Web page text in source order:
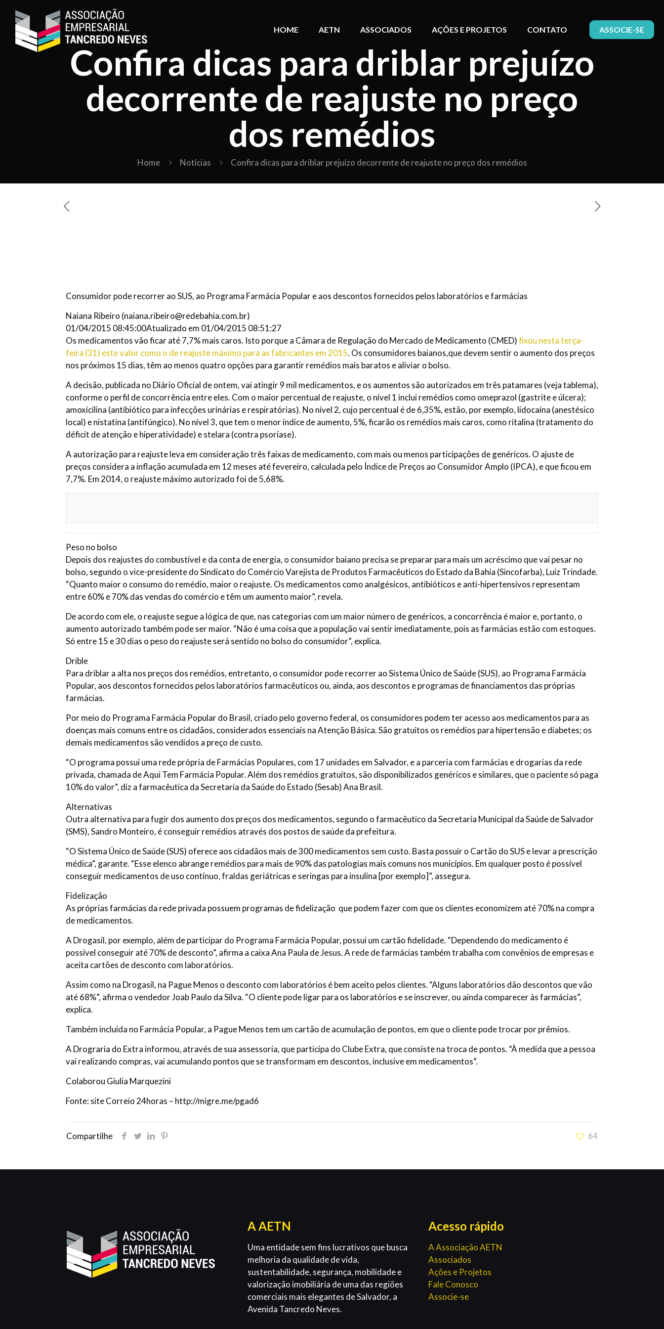
HOME AETN ASSOCIADOS AÇÕES E PROJETOS CONTATO ASSOCIE-SE
Confira dicas para driblar prejuízo
decorrente de reajuste no preço
dos remédios
Home Notícias Confira dicas para driblar prejuízo decorrente de reajuste no preço dos remédios
Consumidor pode recorrer ao SUS, ao Programa Farmácia Popular e aos descontos fornecidos pelos laboratórios e farmácias
Naiana Ribeiro (naiana.ribeiro@redebahia.com.br)
01/04/2015 08:45:00Atualizado em 01/04/2015 08:51:27
Os medicamentos vão ficar até 7,7% mais caros. Isto porque a Câmara de Regulação do Mercado de Medicamento (CMED)fixou nesta terça-
feira (31) este valor como o de reajuste máximo para as fabricantes em 2015. Os consumidores baianos,que devem sentir o aumento dos preços
nos próximos 15 dias, têm ao menos quatro opções para garantir remédios mais baratos e aliviar o bolso.
A decisão, publicada no Diário Oficial de ontem, vai atingir 9 mil medicamentos, e os aumentos são autorizados em três patamares (veja tablema),
conforme o perfil de concorrência entre eles. Com o maior percentual de reajuste, o nível 1 inclui remédios como omeprazol (gastrite e úlcera);
amoxicilina (antibiótico para infecções urinárias e respiratórias). No nível 2, cujo percentual é de 6,35%, estão, por exemplo, lidocaína (anestésico
local) e nistatina (antifúngico). No nível 3, que tem o menor índice de aumento, 5%, ficarão os remédios mais caros, como ritalina (tratamento do
déficit de atenção e hiperatividade) e stelara (contra psoríase).
A autorização para reajuste leva em consideração três faixas de medicamento, com mais ou menos participações de genéricos. O ajuste de
preços considera a inflação acumulada em 12 meses até fevereiro, calculada pelo Índice de Preços ao Consumidor Amplo (IPCA), e que ficou em
7,7%. Em 2014, o reajuste máximo autorizado foi de 5,68%.
Peso no bolso
Depois dos reajustes do combustível e da conta de energia, o consumidor baiano precisa se preparar para mais um acréscimo que vai pesar no
bolso, segundo o vice-presidente do Sindicato do Comércio Varejista de Produtos Farmacêuticos do Estado da Bahia (Sincofarba), Luiz Trindade.
“Quanto maior o consumo do remédio, maior o reajuste. Os medicamentos como analgésicos, antibióticos e anti-hipertensivos representam
entre 60% e 70% das vendas do comércio e têm um aumento maior”, revela.
De acordo com ele, o reajuste segue a lógica de que, nas categorias com um maior número de genéricos, a concorrência é maior e, portanto, o
aumento autorizado também pode ser maior. “Não é uma coisa que a população vai sentir imediatamente, pois as farmácias estão com estoques.
Só entre 15 e 30 dias o peso do reajuste será sentido no bolso do consumidor”, explica.
Drible
Para driblar a alta nos preços dos remédios, entretanto, o consumidor pode recorrer ao Sistema Único de Saúde (SUS), ao Programa Farmácia
Popular, aos descontos fornecidos pelos laboratórios farmacêuticos ou, ainda, aos descontos e programas de financiamentos das próprias
farmácias.
Por meio do Programa Farmácia Popular do Brasil, criado pelo governo federal, os consumidores podem ter acesso aos medicamentos para as
doenças mais comuns entre os cidadãos, considerados essenciais na Atenção Básica. São gratuitos os remédios para hipertensão e diabetes; os
demais medicamentos são vendidos a preço de custo.
“O programa possui uma rede própria de Farmácias Populares, com 17 unidades em Salvador, e a parceria com farmácias e drogarias da rede
privada, chamada de Aqui Tem Farmácia Popular. Além dos remédios gratuitos, são disponibilizados genéricos e similares, que o paciente só paga
10% do valor”, diz a farmacêutica da Secretaria da Saúde do Estado (Sesab) Ana Brasil.
Alternativas
Outra alternativa para fugir dos aumento dos preços dos medicamentos, segundo o farmacêutico da Secretaria Municipal da Saúde de Salvador
(SMS), Sandro Monteiro, é conseguir remédios através dos postos de saúde da prefeitura.
“O Sistema Único de Saúde (SUS) oferece aos cidadãos mais de 300 medicamentos sem custo. Basta possuir o Cartão do SUS e levar a prescrição
médica”, garante. “Esse elenco abrange remédios para mais de 90% das patologias mais comuns nos municípios. Em qualquer posto é possível
conseguir medicamentos de uso contínuo, fraldas geriátricas e seringas para insulina [por exemplo]”, assegura.
Fidelização
As próprias farmácias da rede privada possuem programas de fidelização que podem fazer com que os clientes economizem até 70% na compra
de medicamentos.
A Drogasil, por exemplo, além de participar do Programa Farmácia Popular, possui um cartão fidelidade. “Dependendo do medicamento é
possível conseguir até 70% de desconto”, afirma a caixa Ana Paula de Jesus. A rede de farmácias também trabalha com convênios de empresas e
aceita cartões de desconto com laboratórios.
Assim como na Drogasil, na Pague Menos o desconto com laboratórios é bem aceito pelos clientes. “Alguns laboratórios dão descontos que vão
até 68%”, afirma o vendedor Joab Paulo da Silva. “O cliente pode ligar para os laboratórios e se inscrever, ou ainda comparecer às farmácias”,
explica.
Também incluída no Farmácia Popular, a Pague Menos tem um cartão de acumulação de pontos, em que o cliente pode trocar por prêmios.
A Drograria do Extra informou, através de sua assessoria, que participa do Clube Extra, que consiste na troca de pontos. “À medida que a pessoa
vai realizando compras, vai acumulando pontos que se transformam em descontos, inclusive em medicamentos”.
Colaborou Giulia Marquezini
Fonte: site Correio 24horas – http://migre.me/pgad6
Compartilhe 64
A AETN
Uma entidade sem fins lucrativos que busca
melhoria da qualidade de vida,
sustentabilidade, segurança, mobilidade e
valorização imobiliária de uma das regiões
comerciais mais elegantes de Salvador, a
Avenida Tancredo Neves.
Acesso rápido
A Associação AETN
Associados
Ações e Projetos
Fale Conosco
Associe-se